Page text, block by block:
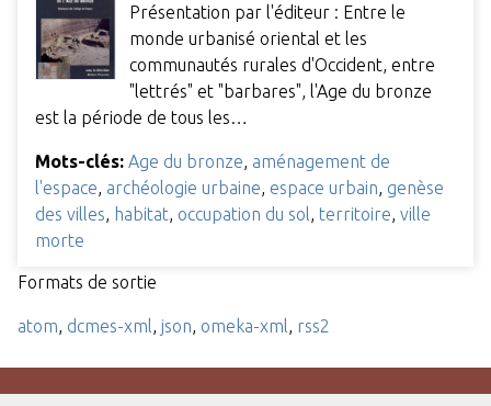
Présentation par l'éditeur : Entre le
monde urbanisé oriental et les
communautés rurales d'Occident, entre
"lettrés" et "barbares", l'Age du bronze
est la période de tous les…
Mots-clés: Age du bronze aménagement de
l'espace archéologie urbaine espace urbain genèse
des villes
habitat occupation du sol territoire ville
morte
Formats de sortie
atom dcmes-xml json omeka-xml rss2